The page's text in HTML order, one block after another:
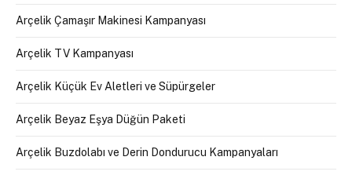
Arçelik Çamaşır Makinesi Kampanyası
Arçelik TV Kampanyası
Arçelik Küçük Ev Aletleri ve Süpürgeler
Arçelik Beyaz Eşya Düğün Paketi
Arçelik Buzdolabı ve Derin Dondurucu Kampanyaları